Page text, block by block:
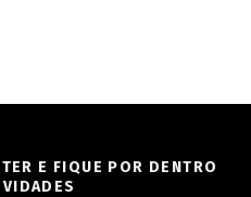
E FIQUE POR DENTRO